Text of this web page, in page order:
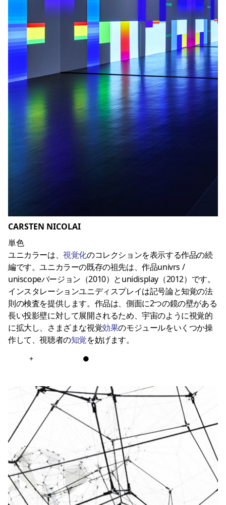
CARSTEN NICOLAI
単色
ユニカラーは、視覚化のコレクションを表示する作品の続
編です。ユニカラーの既存の祖先は、作品univrs /
uniscopeバージョン（2010）とunidisplay（2012）です。
インスタレーションユニディスプレイは記号論と知覚の法
則の検査を提供します。作品は、側面に2つの鏡の壁がある
長い投影壁に対して展開されるため、宇宙のように視覚的
に拡大し、さまざまな視覚効果のモジュールをいくつか操
作して、視聴者の知覚を妨げます。
+ ●